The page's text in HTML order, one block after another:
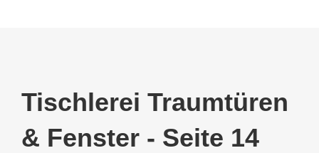
Tischlerei Traumtüren
& Fenster - Seite 14